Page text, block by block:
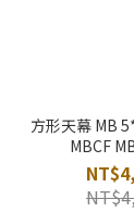
方形天幕 MB
MBCF